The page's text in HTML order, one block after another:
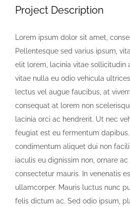
Project Description
Lorem ipsum dolor sit amet,
Pellentesque sed varius ipsum,
elit lorem, lacinia vitae sollicitudin
vitae nulla eu odio vehicula
lectus vel augue faucibus, at
consequat at lorem non
lacinia orci ac hendrerit. Ut nec
feugiat est eu fermentum
condimentum aliquet dui non
iaculis eu dignissim non, ornare
consectetur mauris. In venenatis
ullamcorper. Mauris luctus nunc
felis dictum ac. Sed odio ipsum,